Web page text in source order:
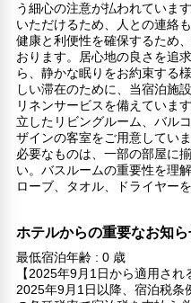
う細心の注意が払われていま
いただけるため、人との連絡
健康と利便性を確保するため
おります。居心地の良さを追
ら、静かな眠りをお約束する
しい滞在のために、当宿泊施
リネンサービスを備えていま
立したリビングルーム、バル
ザインの客室をご用意してい
必要なものは、一部の部屋に
い。バスルームの重要性を理
ローブ、タオル、ドライヤー
ホテルからの重要なお知ら
最低宿泊年齢 : 0 歳
【2025年9月1日から適用され
2025年9月1日以降、宿泊税条